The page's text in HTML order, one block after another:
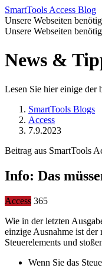
SmartTools Access Blog
Unsere Webseiten
Unsere Webseiten
News &
Lesen Sie hier einige der
SmartTools Blogs
Access
7.9.2023
Beitrag aus SmartTools
Info: Das
Access 365
Wie in der letzten
einzige Ausnahme ist
Steuerelements und
Wenn Sie das